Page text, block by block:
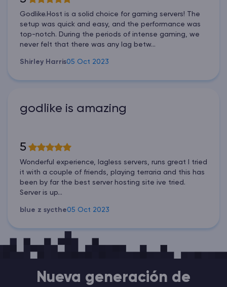
Godlike.Host is a solid choice for gaming servers! The
setup was quick and easy, and the performance was
top-notch. During the periods of intense gaming, we
never felt that there was any lag betw...
Shirley Harris05 Oct 2023
godlike is amazing
5
Wonderful experience, lagless servers, runs great I tried
it with a couple of friends, playing terraria and this has
been by far the best server hosting site ive tried.
Server is up...
blue z sycthe05 Oct 2023
Nueva generación de